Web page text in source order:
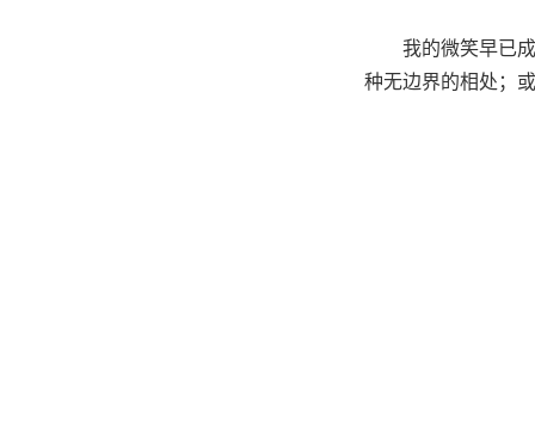
我的微笑早已
种无边界的相处；